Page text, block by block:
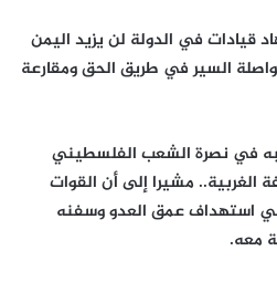
قيادات في الدولة لن يزيد اليمن
السير في طريق الحق ومقارعة
في نصرة الشعب الفلسطيني
الغربية.. مشيرا إلى أن القوات
استهداف عمق العدو وسفنه
معه.